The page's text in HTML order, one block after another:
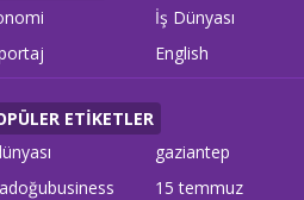
İş Dünyası
English
ETİKETLER
gaziantep
15 temmuz